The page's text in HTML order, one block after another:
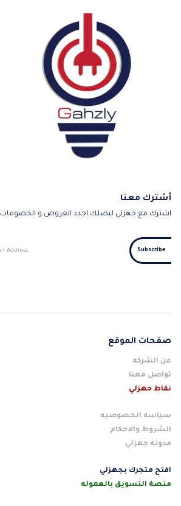
أشترك معنا
اشترك مع جهزلي ليصلك اجدد العروض و الخصومات
صفحات الموقع
عن الشركه
تواصل معنا
نقاط حهزلي
سياسه الخصوصيه
الشروط والاحكام
مدونه جهزلي
افتح متجرك بجهزلي
منصة التسويق بالعموله